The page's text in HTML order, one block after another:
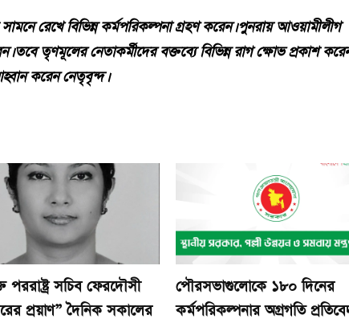
রেখে বিভিন্ন কর্মপরিকল্পনা গ্রহণ করেন। পুনরায় আওয়ামীলীগ
তৃণমূলের নেতাকর্মীদের বক্তব্যে বিভিন্ন রাগ ক্ষোভ প্রকাশ
করেন নেতৃবৃন্দ।
পররাষ্ট্র সচিব ফেরদৌসী
প্রয়াণ” দৈনিক সকালের
পৌরসভাগুলোকে ১৮০ দিনের
কর্মপরিকল্পনার অগ্রগতি